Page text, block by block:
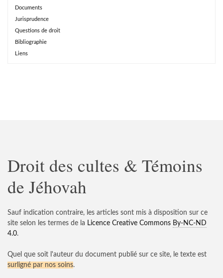
Documents
Jurisprudence
Questions de droit
Bibliographie
Liens
Droit des cultes & Témoins
de Jéhovah
Sauf indication contraire, les articles sont mis à disposition sur ce
site selon les termes de la Licence Creative Commons By-NC-ND
4.0.
Quel que soit l'auteur du document publié sur ce site, le texte est
surligné par nos soins.